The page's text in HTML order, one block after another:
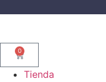
0
Tienda